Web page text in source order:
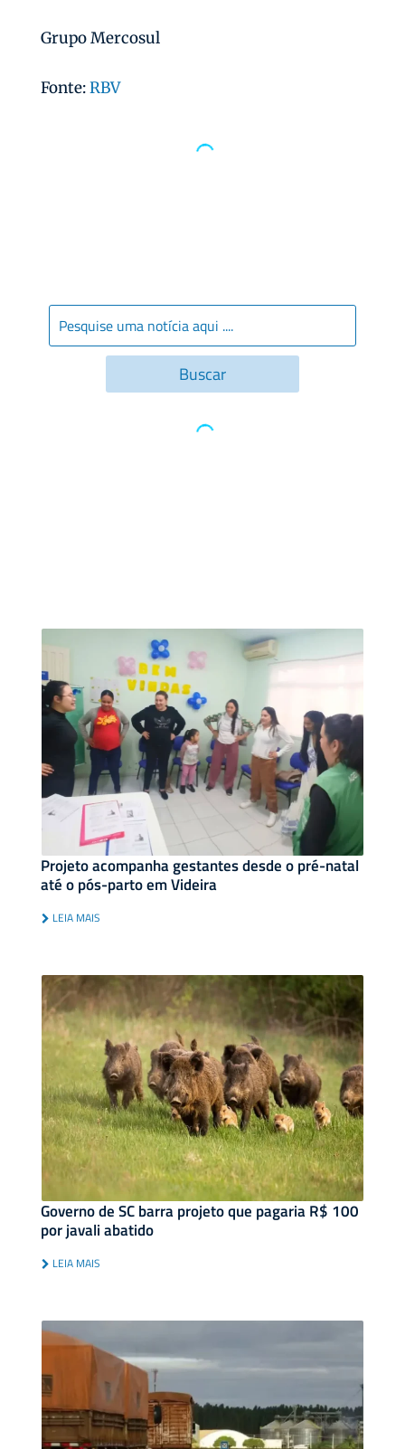
Grupo Mercosul
Fonte:RBV
Projeto acompanha gestantes desde o pré-natal
até o pós-parto em Videira
LEIA MAIS
Governo de SC barra projeto que pagaria R$ 100
por javali abatido
LEIA MAIS